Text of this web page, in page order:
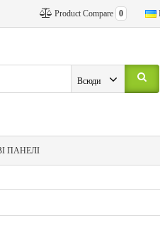
Product Compare 0
Всюди
ПАНЕЛІ